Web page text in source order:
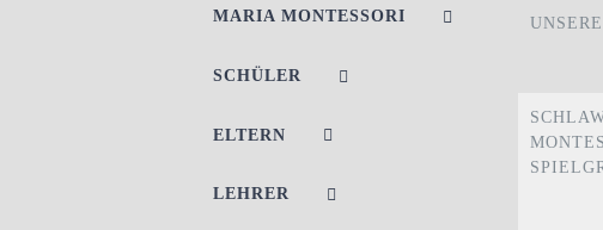
MARIA MONTESSORI
SCHÜLER
ELTERN
LEHRER